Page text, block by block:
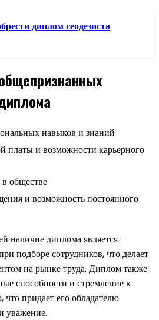
диплом геодезиста
навыков и знаний
платы и возможности карьерного
обществе
и возможность постоянного
наличие диплома является
подборе сотрудников, что делает
на рынке труда. Диплом также
способности и стремление к
придает его обладателю
уважение.